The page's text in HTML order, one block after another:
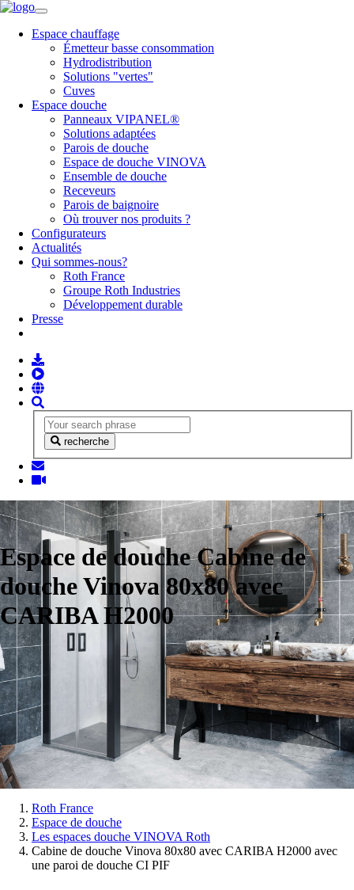
Espace chauffage
Émetteur basse consommation
Hydrodistribution
Solutions "vertes"
Cuves
Espace douche
Panneaux VIPANEL®
Solutions adaptées
Parois de douche
Espace de douche VINOVA
Ensemble de douche
Receveurs
Parois de baignoire
Où trouver nos produits ?
Configurateurs
Actualités
Qui sommes-nous?
Roth France
Groupe Roth Industries
Développement durable
Presse
recherche
Espace de douche Cabine de
douche Vinova 80x80 avec
CARIBA H2000
Vous
êtes
Roth France
Espace de douche
Les espaces douche VINOVA Roth
Cabine de douche Vinova 80x80 avec CARIBA H2000 avec
une paroi de douche CI PIF